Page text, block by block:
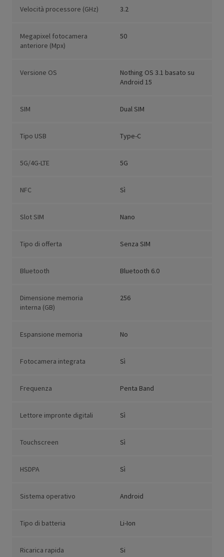
Velocità processore (GHz) 3.2
Megapixel fotocamera
anteriore (Mpx)
50
Versione OS
Nothing OS 3.1 basato su
Android 15
SIM Dual SIM
Tipo USB Type-C
5G/4G-LTE 5G
NFC Sì
Slot SIM Nano
Tipo di offerta Senza SIM
Bluetooth Bluetooth 6.0
Dimensione memoria
interna (GB)
256
Espansione memoria No
Fotocamera integrata Sì
Frequenza Penta Band
Lettore impronte digitali Sì
Touchscreen Sì
HSDPA Sì
Sistema operativo Android
Tipo di batteria Li-Ion
Ricarica rapida Si